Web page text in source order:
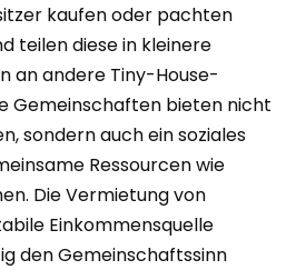
kaufen oder pachten
teilen diese in kleinere
an andere Tiny-House-
Gemeinschaften bieten nicht
sondern auch ein soziales
Ressourcen wie
Die Vermietung von
Einkommensquelle
den Gemeinschaftssinn